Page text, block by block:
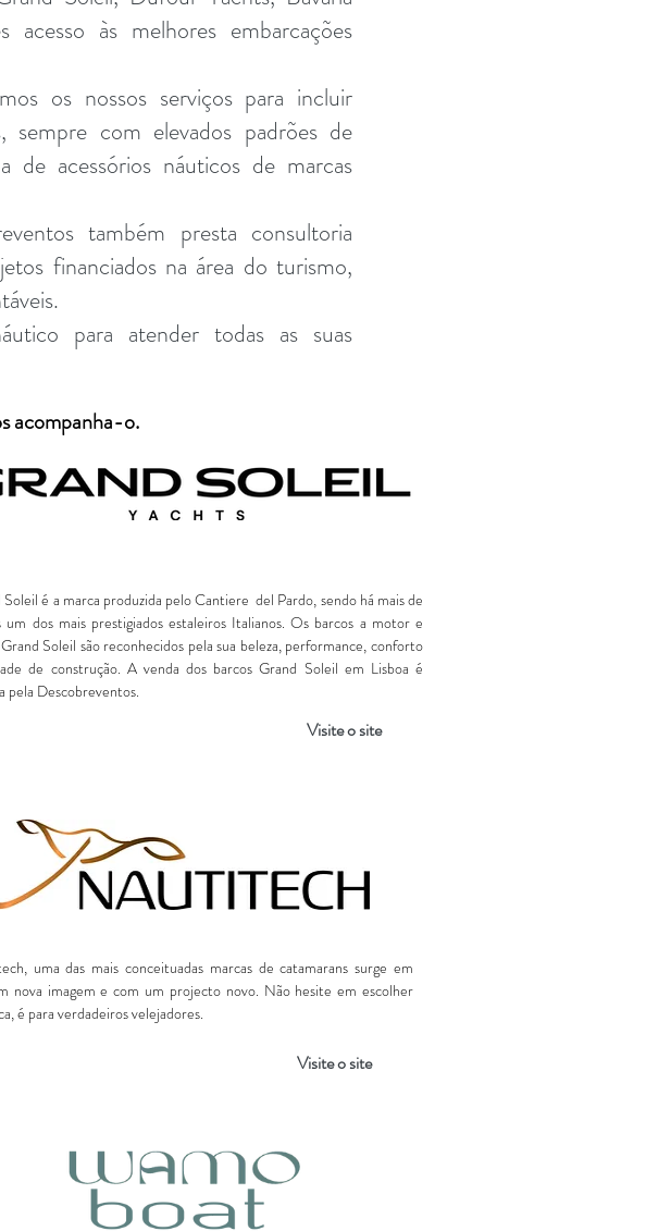
às melhores embarcações
os nossos serviços para incluir
com elevados padrões de
de acessórios náuticos de marcas
também presta consultoria
financiados na área do turismo,
para atender todas as suas
acompanha-o.
é a marca produzida pelo Cantiere del Pardo, sendo há mais de
dos mais prestigiados estaleiros Italianos. Os barcos a motor e
Soleil são reconhecidos pela sua beleza, performance, conforto
de construção. A venda dos barcos Grand Soleil em Lisboa é
pela Descobreventos.
Visite o site
Visite o site
uma das mais conceituadas marcas de catamarans surge em
nova imagem e com um projecto novo. Não hesite em escolher
é para verdadeiros velejadores.